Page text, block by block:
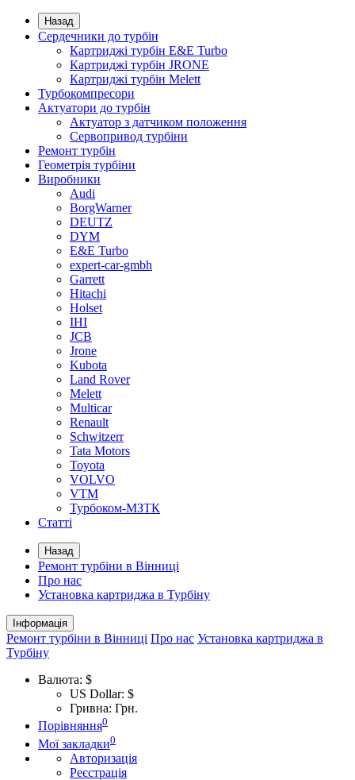
Назад
Сердечники до турбін
Картриджі турбін E&E Turbo
Картриджі турбін JRONE
Картриджі турбін Melett
Турбокомпресори
Актуатори до турбін
Актуатор з датчиком положення
Сервопривод турбіни
Ремонт турбін
Геометрія турбіни
Виробники
Audi
BorgWarner
DEUTZ
DYM
E&E Turbo
expert-car-gmbh
Garrett
Hitachi
Holset
IHI
JCB
Jrone
Kubota
Land Rover
Melett
Multicar
Renault
Schwitzerr
Tata Motors
Toyota
VOLVO
VTM
Турбоком-МЗТК
Статті
Назад
Ремонт турбіни в Вінниці
Про нас
Установка картриджа в Турбіну
Інформація
Ремонт турбіни в Вінниці Про нас Установка картриджа в
Турбіну
Валюта: $
US Dollar: $
Гривна: Грн.
Порівняння0
Мої закладки0
Авторизація
Реєстрація